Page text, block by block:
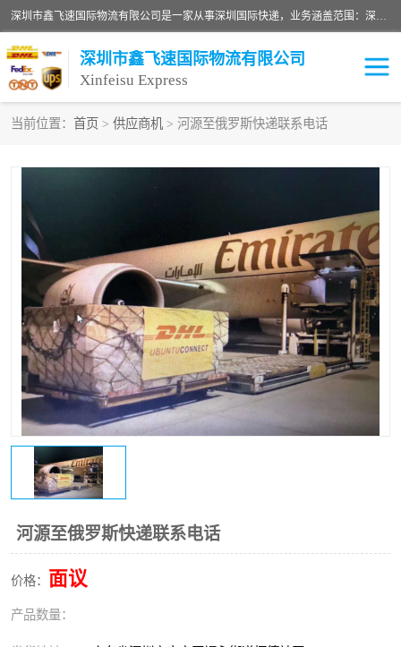
深圳市鑫飞速国际物流有限公司是一家从事深圳国际快递，业务涵盖范围：深圳DHL国际快递、深圳国际快递公司、深圳国际物流公司、深圳国际快递、深圳DHL国际快递电话可拨打全国服务热线：15019287411。欢迎各位亲来人来电到我司洽谈合作。
深圳市鑫飞速国际物流有限公司
Xinfeisu Express
当前位置： 首页 > 供应商机 > 河源至俄罗斯快递联系电话
河源至俄罗斯快递联系电话
价格： 面议
产品数量：
深圳DHL国际快递 伊朗快递
UPS国际快递 深圳国际快递公司
深圳国际物流公司 深圳国际快递电话
DHL国际快递电话 深圳国际快递
新能源电池出口物流